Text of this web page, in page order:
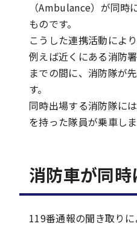
（Ambulance）が同時
ものです。
こうした連携活動によ
例えば近くにある消防
までの間に、消防隊が
す。
同時出場する消防隊に
を持った隊員が乗車し
消防車が同
119番通報の聞き取りに